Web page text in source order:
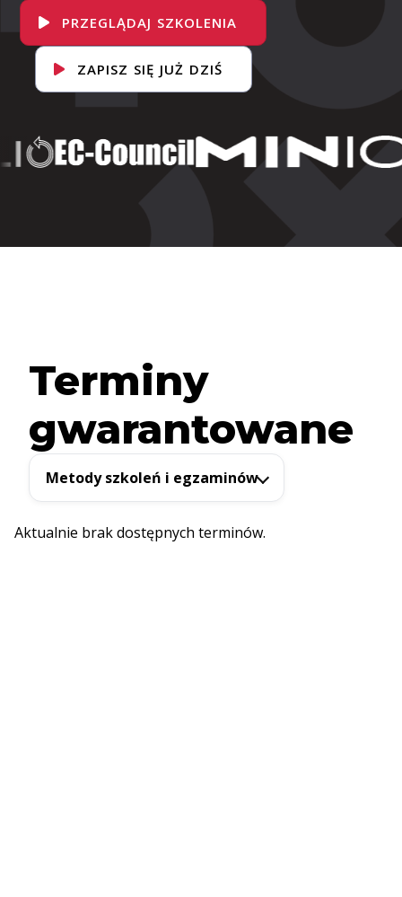
PRZEGLĄDAJ SZKOLENIA
ZAPISZ SIĘ JUŻ DZIŚ
Terminy
gwarantowane
Metody szkoleń i egzaminów
Aktualnie brak dostępnych terminów.